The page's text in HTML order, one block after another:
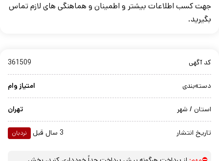
جهت کسب اطلاعات بيشتر و اطمينان و هماهنگی های لازم تماس
بگيريد.
کد آگهی 361509
دسته‌بندی امتیاز وام
استان / شهر تهران
تاریخ انتشار 3 سال قبل نردبان